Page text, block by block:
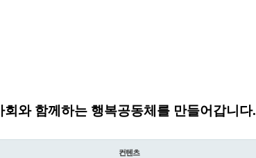
와 함께하는 행복공동체를 만들어갑니다.
컨텐츠